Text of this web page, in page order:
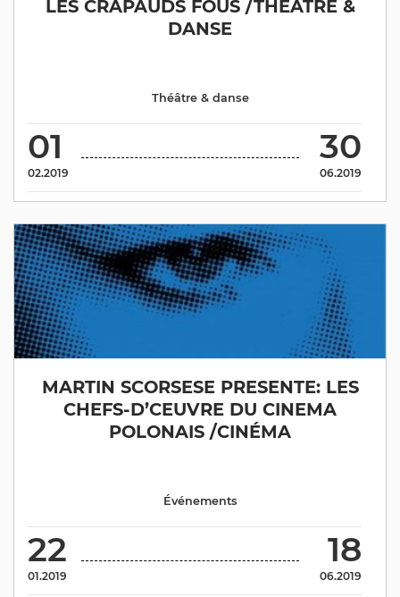
LES CRAPAUDS FOUS /THÉÂTRE &
DANSE
01
02.2019
30
06.2019
Théâtre & danse
MARTIN SCORSESE PRESENTE: LES
CHEFS-D’CEUVRE DU CINEMA
POLONAIS /CINÉMA
22
01.2019
18
06.2019
Événements